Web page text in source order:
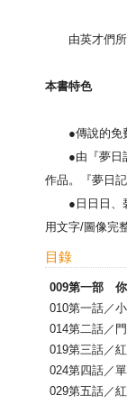
由英才們所
本書特色
●傳說的免費
●由『夢日記
作品。『夢日
●日日日、碧
用文字/圖像完
目錄
009第一部 你
010第一話／
014第二話／
019第三話／
024第四話／
029第五話／